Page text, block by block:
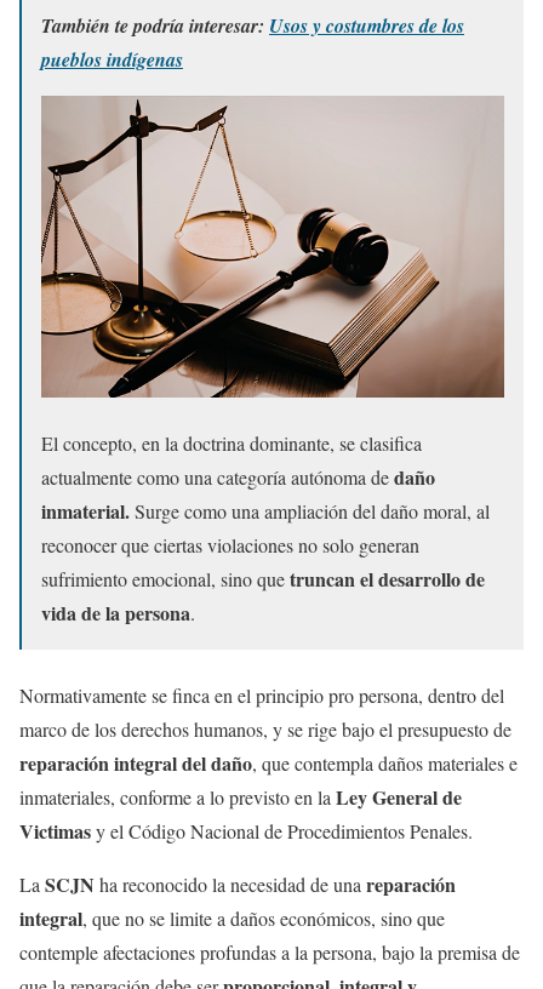
También te podría interesar: Usos y costumbres de los
pueblos indígenas
El concepto, en la doctrina dominante, se clasifica
actualmente como una categoría autónoma dedaño
inmaterial.Surge como una ampliación del daño moral, al
reconocer que ciertas violaciones no solo generan
sufrimiento emocional, sino quetruncan el desarrollo de
vida de la persona.
Normativamente se finca en el principio pro persona, dentro del
marco de los derechos humanos, y se rige bajo el presupuesto de
reparación integral del daño, que contempla daños materiales e
inmateriales, conforme a lo previsto en laLey General de
Victimasy el Código Nacional de Procedimientos Penales.
LaSCJN ha reconocido la necesidad de unareparación
integral, que no se limite a daños económicos, sino que
contemple afectaciones profundas a la persona, bajo la premisa de